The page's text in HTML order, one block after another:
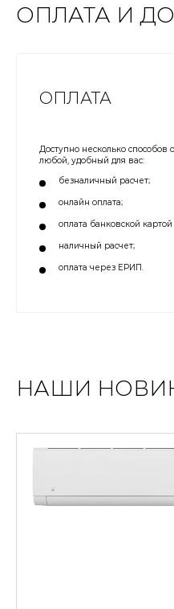
ОПЛАТА И
ОПЛАТА
Доступно несколько
любой, удобный для вас:
безналичный расчет;
онлайн оплата;
оплата банковской
наличный расчет;
оплата через ЕРИП.
НАШИ